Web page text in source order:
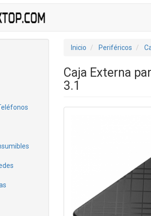
Inicio Periféricos
Caja Externa
3.1